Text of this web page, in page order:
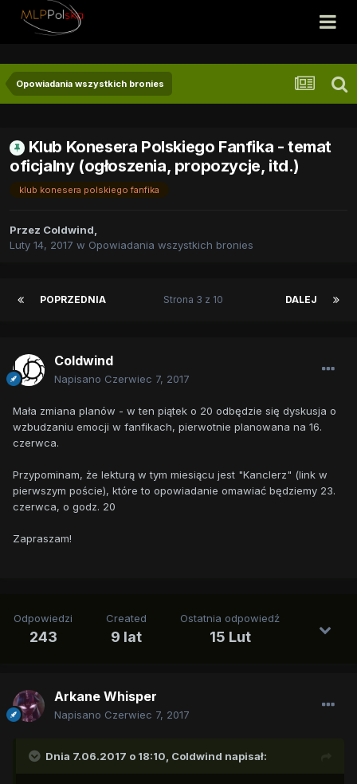
Opowiadania wszystkich bronies
Klub Konesera Polskiego Fanfika - temat
oficjalny (ogłoszenia, propozycje, itd.)
klub konesera polskiego fanfika
Przez Coldwind,
Luty 14, 2017 w Opowiadania wszystkich bronies
POPRZEDNIA DALEJ
Strona 3 z 10
Coldwind
Napisano Czerwiec 7, 2017
Mała zmiana planów - w ten piątek o 20 odbędzie się dyskusja o
wzbudzaniu emocji w fanfikach, pierwotnie planowana na 16.
czerwca.
Przypominam, że lekturą w tym miesiącu jest "Kanclerz" (link w
pierwszym poście), które to opowiadanie omawiać będziemy 23.
czerwca, o godz. 20
Zapraszam!
Odpowiedzi
243
Created
9 lat
Ostatnia odpowiedź
15 Lut
Arkane Whisper
Napisano Czerwiec 7, 2017
Dnia 7.06.2017 o 18:10, Coldwind napisał: